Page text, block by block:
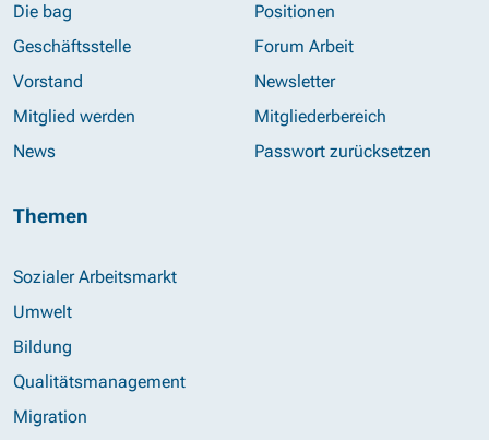
Die bag
Geschäftsstelle
Vorstand
Mitglied werden
News
Positionen
Forum Arbeit
Newsletter
Mitgliederbereich
Passwort zurücksetzen
Themen
Sozialer Arbeitsmarkt
Umwelt
Bildung
Qualitätsmanagement
Migration